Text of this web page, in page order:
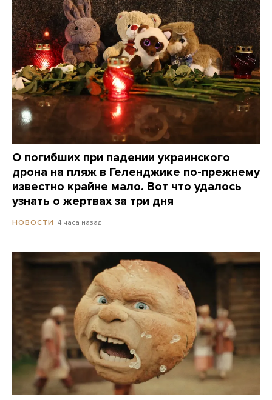
О погибших при падении украинского
дрона на пляж в Геленджике по-прежнему
известно крайне мало. Вот что удалось
узнать о жертвах за три дня
НОВОСТИ 4 часа назад